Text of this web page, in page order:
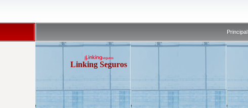
Principal
Linking Seguros